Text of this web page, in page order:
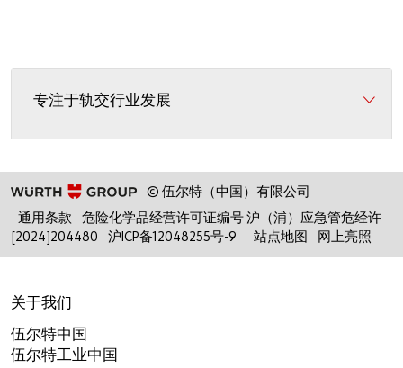
专注于轨交行业发展
© 伍尔特（中国）有限公司
通用条款
危险化学品经营许可证编号 沪（浦）应急管危经许
[2024]204480
沪ICP备12048255号-9 站点地图 网上亮照
关于我们
伍尔特中国
伍尔特工业中国